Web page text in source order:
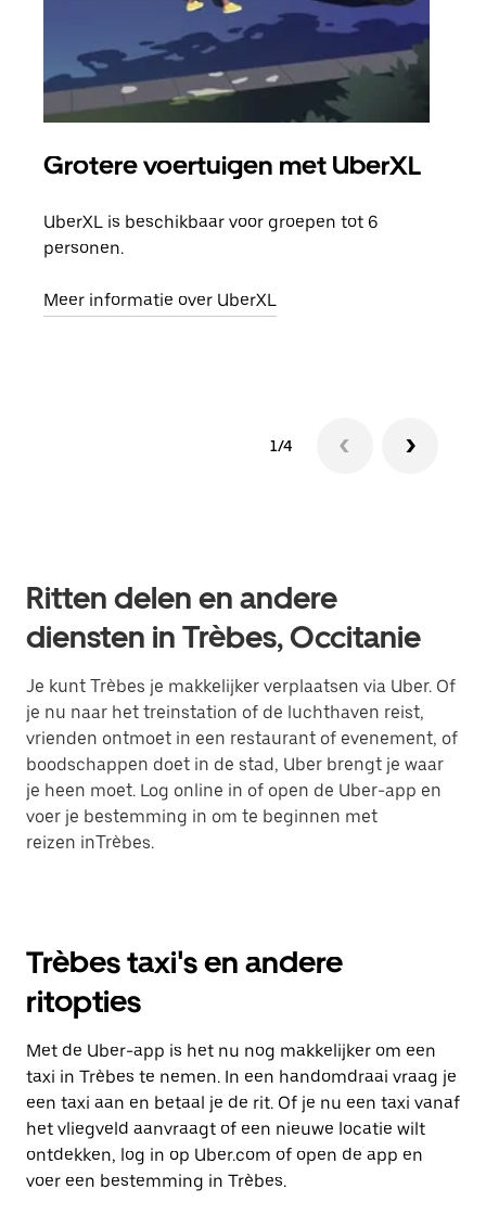
Grotere voertuigen met UberXL
UberXL is beschikbaar voor groepen tot 6
personen.
Meer informatie over UberXL
1/4
Ritten delen en andere
diensten in Trèbes, Occitanie
Je kunt Trèbes je makkelijker verplaatsen via Uber. Of
je nu naar het treinstation of de luchthaven reist,
vrienden ontmoet in een restaurant of evenement, of
boodschappen doet in de stad, Uber brengt je waar
je heen moet. Log online in of open de Uber-app en
voer je bestemming in om te beginnen met
reizen inTrèbes.
Trèbes taxi's en andere
ritopties
Met de Uber-app is het nu nog makkelijker om een
taxi in Trèbes te nemen. In een handomdraai vraag je
een taxi aan en betaal je de rit. Of je nu een taxi vanaf
het vliegveld aanvraagt of een nieuwe locatie wilt
ontdekken, log in op Uber.com of open de app en
voer een bestemming in Trèbes.